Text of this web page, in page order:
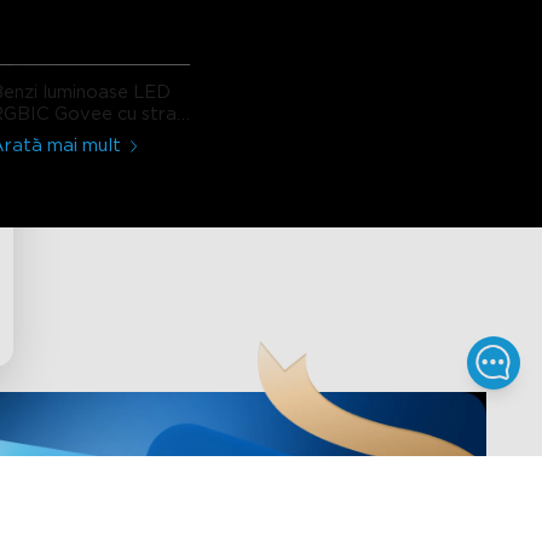
luminoase LED
Govee cu strat
mai mult